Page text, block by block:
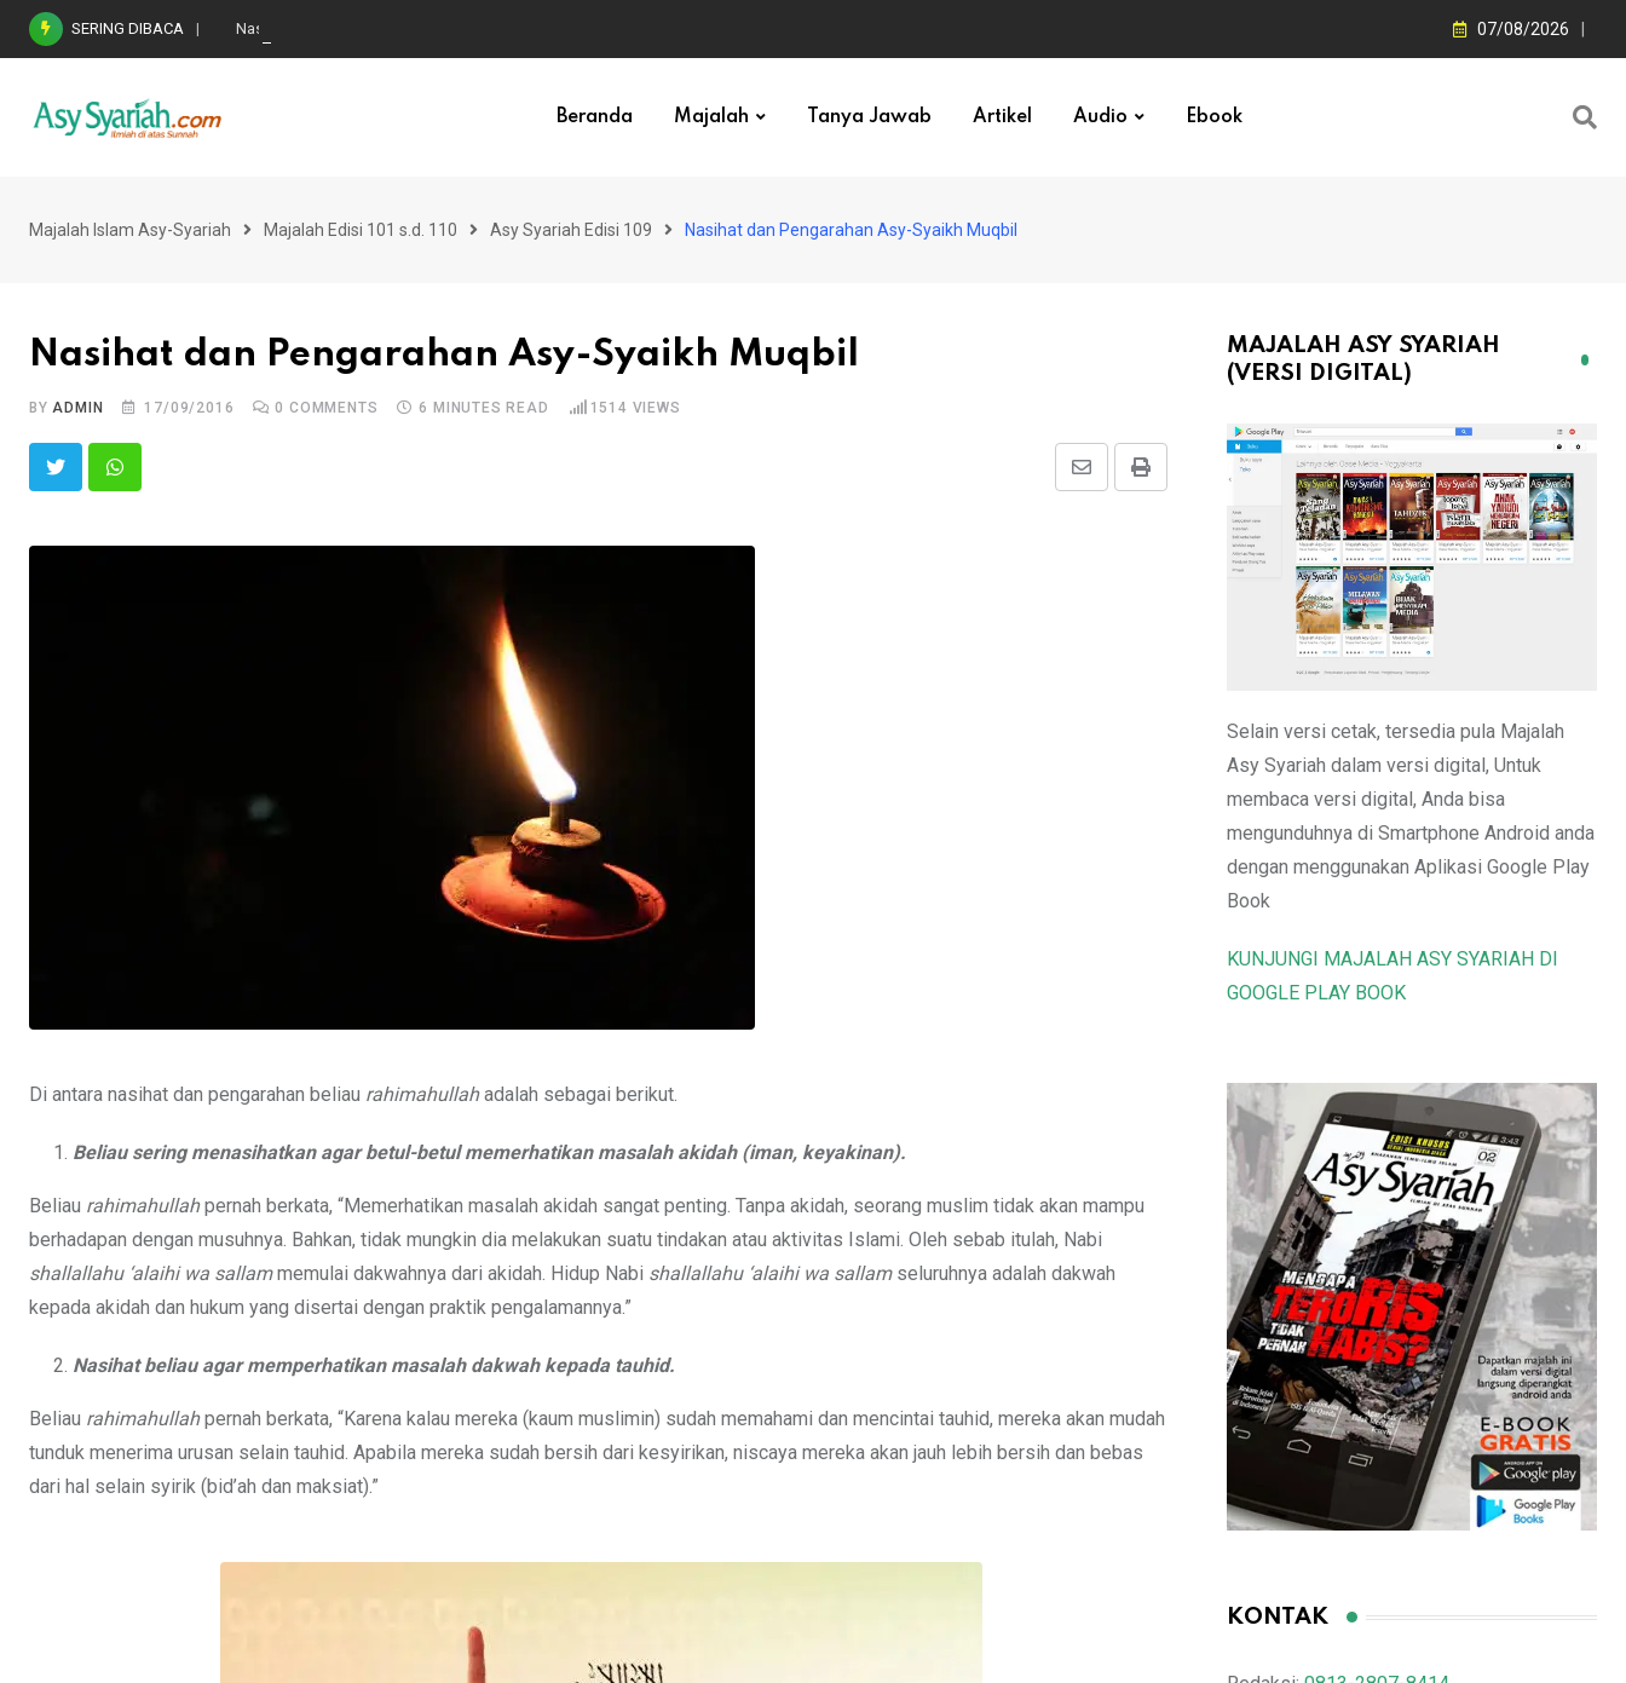
Skip
SERING DIBACA Nasihat Emas di Masa Fitnah (Ujian/Perselisihan) 07/08/2026
Beranda Majalah Tanya Jawab Artikel Audio Ebook
Majalah Islam Asy-Syariah Majalah Edisi 101 s.d. 110 Asy Syariah Edisi 109 Nasihat dan Pengarahan Asy-Syaikh Muqbil
Nasihat dan Pengarahan Asy-Syaikh Muqbil
BYADMIN 17/09/2016 0 COMMENTS 6 MINUTES READ 1514 VIEWS
Print
Share
Di antara nasihat dan pengarahan beliau rahimahullahadalah sebagai berikut.
Beliau sering menasihatkan agar betul-betul memerhatikan masalah akidah (iman, keyakinan).
Beliau rahimahullahpernah berkata, “Memerhatikan masalah akidah sangat penting. Tanpa akidah, seorang muslim tidak akan mampu
berhadapan dengan musuhnya. Bahkan, tidak mungkin dia melakukan suatu tindakan atau aktivitas Islami. Oleh sebab itulah, Nabi
shallallahu ‘alaihi wa sallammemulai dakwahnya dari akidah. Hidup Nabi shallallahu ‘alaihi wa sallamseluruhnya adalah dakwah
kepada akidah dan hukum yang disertai dengan praktik pengalamannya.”
Nasihat beliau agar memperhatikan masalah dakwah kepada tauhid.
Beliau rahimahullahpernah berkata, “Karena kalau mereka (kaum muslimin) sudah memahami dan mencintai tauhid, mereka akan mudah
tunduk menerima urusan selain tauhid. Apabila mereka sudah bersih dari kesyirikan, niscaya mereka akan jauh lebih bersih dan bebas
dari hal selain syirik (bid’ah dan maksiat).”
MAJALAH ASY SYARIAH
(VERSI DIGITAL)
Selain versi cetak, tersedia pula Majalah
Asy Syariah dalam versi digital, Untuk
membaca versi digital, Anda bisa
mengunduhnya di Smartphone Android anda
dengan menggunakan Aplikasi Google Play
Book
KUNJUNGI MAJALAH ASY SYARIAH DI
GOOGLE PLAY BOOK
KONTAK